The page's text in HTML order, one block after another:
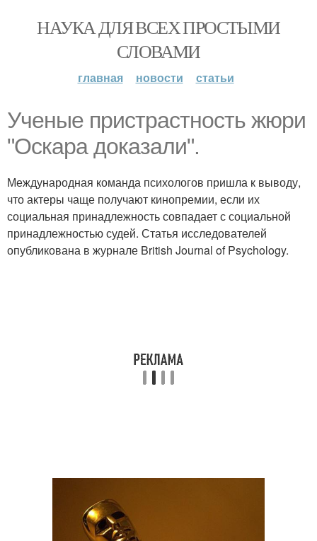
НАУКА ДЛЯ ВСЕХ ПРОСТЫМИ
СЛОВАМИ
главная новости статьи
Ученые пристрастность жюри
"Оскара доказали".
Международная команда психологов пришла к выводу,
что актеры чаще получают кинопремии, если их
социальная принадлежность совпадает с социальной
принадлежностью судей. Статья исследователей
опубликована в журнале British Journal of Psychology.